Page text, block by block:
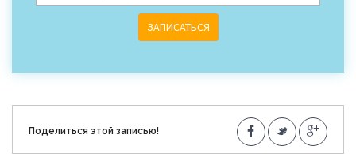
ЗАПИСАТЬСЯ
Поделиться этой записью!